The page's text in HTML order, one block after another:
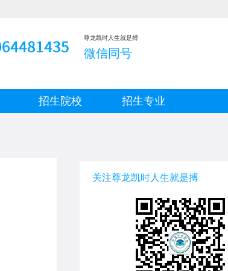
尊龙凯时人生就是搏
微信同号
招生院校 招生专业
关注尊龙凯时人生就是搏